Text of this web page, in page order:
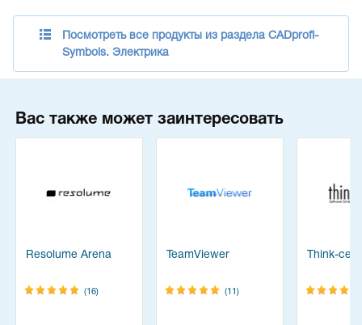
Посмотреть все продукты из раздела CADprofi-
Symbols. Электрика
Вас также может заинтересовать
Resolume Arena
(16)
TeamViewer
(11)
Think-cell